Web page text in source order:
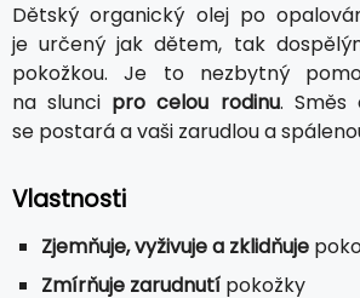
Dětský organický olej po
je určený jak dětem, tak
pokožkou. Je to nezbytný
na slunci pro celou rodinu. Směs
se postará a vaši zarudlou a
Vlastnosti
Zjemňuje, vyživuje a zklidňuje
Zmírňuje zarudnutí pokožky